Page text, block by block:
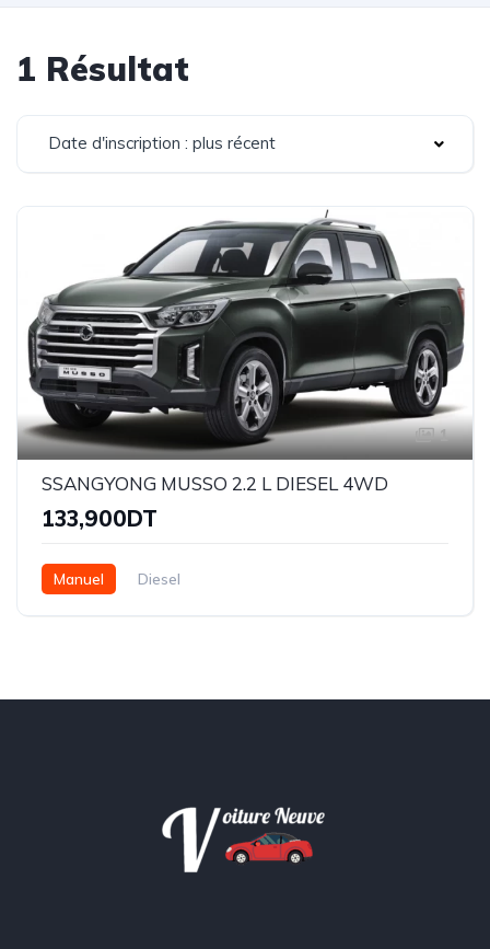
1 Résultat
Date d'inscription : plus récent
1
SSANGYONG MUSSO 2.2 L DIESEL 4WD
133,900DT
Manuel Diesel